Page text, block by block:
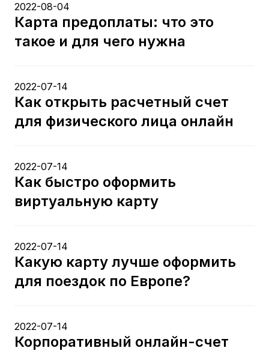
2022-08-04
Карта предоплаты: что это
такое и для чего нужна
2022-07-14
Как открыть расчетный счет
для физического лица онлайн
2022-07-14
Как быстро оформить
виртуальную карту
2022-07-14
Какую карту лучше оформить
для поездок по Европе?
2022-07-14
Корпоративный онлайн-счет